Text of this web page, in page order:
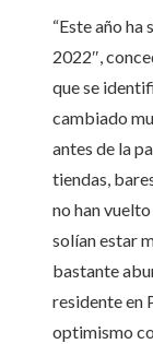
“Este año
2022″,
que se
cambiado
antes de la
tiendas,
no han
solían estar
bastante
residente en
optimismo